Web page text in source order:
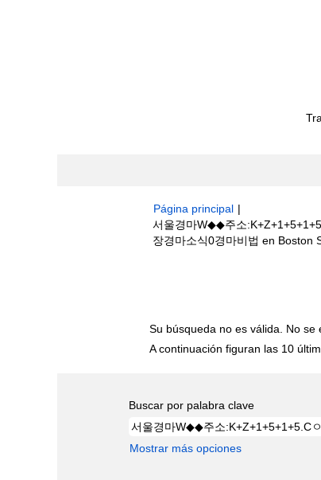
Página principal |
서울경마W◆◆주소
장경마소식0경마비법 en Boston
Su búsqueda no es válida. No se
A continuación figuran las 10
Buscar por palabra clave
Mostrar más opciones